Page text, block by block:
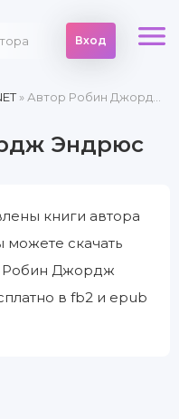
Вход
» Автор Робин Джордж Эндрюс
Эндрюс
книги автора
скачать
Робин Джордж
в fb2 и epub